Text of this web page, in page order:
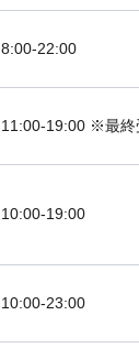
8:00-22:00
11:00-19:00 ※最終
10:00-19:00
10:00-23:00